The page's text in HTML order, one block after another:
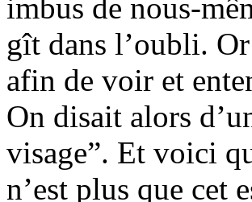
imbus de nous-
gît dans l’oubli.
afin de voir et
On disait alors
visage”. Et voici
n’est plus que cet